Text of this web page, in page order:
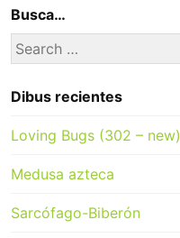
Busca…
Search
for:
Dibus recientes
Loving Bugs (302 – new)
Medusa azteca
Sarcófago-Biberón